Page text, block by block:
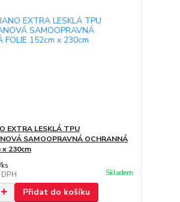
EXTRA LESKLÁ TPU
SAMOOPRAVNÁ OCHRANNÁ
x 230cm
ks
Skladem
Přidat do košíku